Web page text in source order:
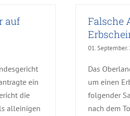
auf
ein
die
alleinigen
Falsche
01. September.
Das
um einen
folgender
nach dem